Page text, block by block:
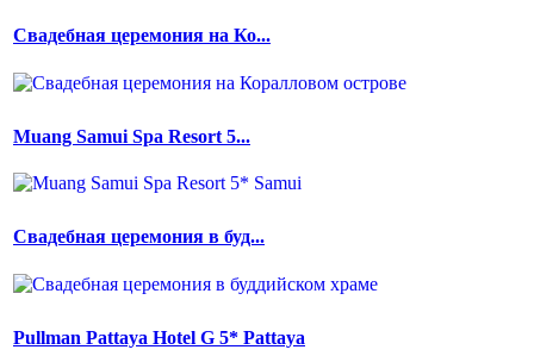
Свадебная церемония на Ко...
Muang Samui Spa Resort 5...
Свадебная церемония в буд...
Pullman Pattaya Hotel G 5* Pattaya